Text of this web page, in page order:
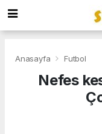
Anasayfa Futbol
Nefes